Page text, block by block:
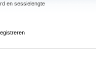
en sessielengte